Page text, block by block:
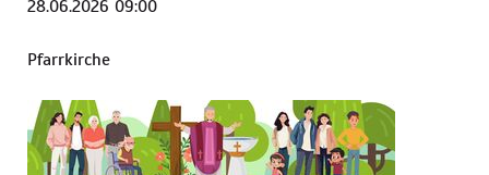
28.06.2026 09:00
Pfarrkirche